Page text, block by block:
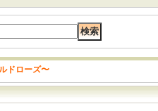
ドローズ〜